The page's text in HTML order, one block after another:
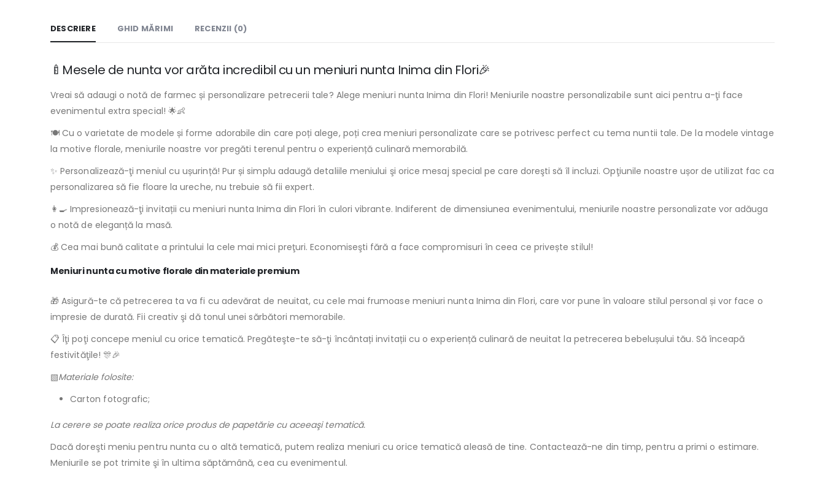
DESCRIERE GHID MĂRIMI RECENZII (0)
🍼Mesele de nunta vor arăta incredibil cu un meniuri nunta Inima din Flori🎉
Vreai să adaugi o notă de farmec și personalizare petrecerii tale? Alege meniuri nunta Inima din Flori! Meniurile noastre personalizabile sunt aici pentru a-ţi face
evenimentul extra special! 🌟👶
🍽️ Cu o varietate de modele și forme adorabile din care poți alege, poți crea meniuri personalizate care se potrivesc perfect cu tema nuntii tale. De la modele vintage
la motive florale, meniurile noastre vor pregăti terenul pentru o experiență culinară memorabilă.
✨ Personalizează-ţi meniul cu ușurință! Pur și simplu adaugă detaliile meniului şi orice mesaj special pe care doreşti să îl incluzi. Opţiunile noastre ușor de utilizat fac ca
personalizarea să fie floare la ureche, nu trebuie să fii expert.
👩‍🍳 Impresionează-ţi invitații cu meniuri nunta Inima din Flori în culori vibrante. Indiferent de dimensiunea evenimentului, meniurile noastre personalizate vor adăuga
o notă de eleganță la masă.
💰 Cea mai bună calitate a printului la cele mai mici preţuri. Economiseşti fără a face compromisuri în ceea ce privește stilul!
Meniuri nunta cu motive florale din materiale premium
🎁 Asigură-te că petrecerea ta va fi cu adevărat de neuitat, cu cele mai frumoase meniuri nunta Inima din Flori, care vor pune în valoare stilul personal și vor face o
impresie de durată. Fii creativ şi dă tonul unei sărbători memorabile.
📋 Îţi poţi concepe meniul cu orice tematică. Pregăteşte-te să-ţi încântați invitații cu o experiență culinară de neuitat la petrecerea bebelușului tău. Să înceapă
festivităţile! 🎊🎉
▧Materiale folosite:
Carton fotografic;
La cerere se poate realiza orice produs de papetărie cu aceeaşi tematică.
Dacă doreşti meniu pentru nunta cu o altă tematică, putem realiza meniuri cu orice tematică aleasă de tine. Contactează-ne din timp, pentru a primi o estimare.
Meniurile se pot trimite şi în ultima săptămână, cea cu evenimentul.